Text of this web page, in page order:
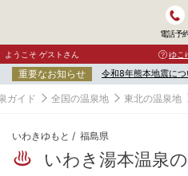
電話予
ようこそ ゲストさん ゆこ
重要なお知らせ 令和8年熊本地震につ
ガイド 全国の温泉地 東北の温泉地
いわきゆもと 福島県
いわき湯本温泉